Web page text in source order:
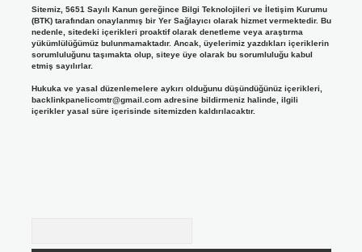
Sitemiz, 5651 Sayılı Kanun gereğince Bilgi Teknolojileri ve İletişim Kurumu
(BTK) tarafından onaylanmış bir Yer Sağlayıcı olarak hizmet vermektedir. Bu
nedenle, sitedeki içerikleri proaktif olarak denetleme veya araştırma
yükümlülüğümüz bulunmamaktadır. Ancak, üyelerimiz yazdıkları içeriklerin
sorumluluğunu taşımakta olup, siteye üye olarak bu sorumluluğu kabul
etmiş sayılırlar.
Hukuka ve yasal düzenlemelere aykırı olduğunu düşündüğünüz içerikleri,
backlinkpanelicomtr@gmail.comadresine bildirmeniz halinde, ilgili
içerikler yasal süre içerisinde sitemizden kaldırılacaktır.